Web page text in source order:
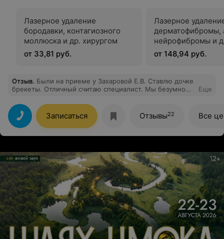
Лазерное удаление
бородавки, контагиозного
моллюска и др. хирургом
от 33,81 руб.
Лазерное
дерматофибромы,
нейрофибромы и
хирургом
от 148,94 руб.
Отзыв. Были на приеме у Захаровой Е.В. Ставлю дочке
брекеты. Отличный считаю специалист. Мы безумно
Еще
Записаться Отзывы22 Все